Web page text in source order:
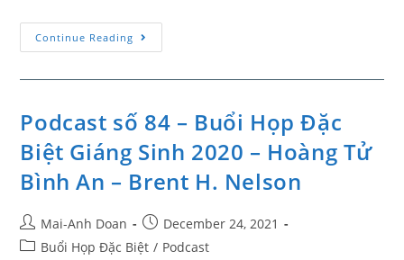
Continue Reading
Podcast số 84 – Buổi Họp Đặc
Biệt Giáng Sinh 2020 – Hoàng Tử
Bình An – Brent H. Nelson
Mai-Anh Doan
December 24, 2021
Buổi Họp Đặc Biệt / Podcast